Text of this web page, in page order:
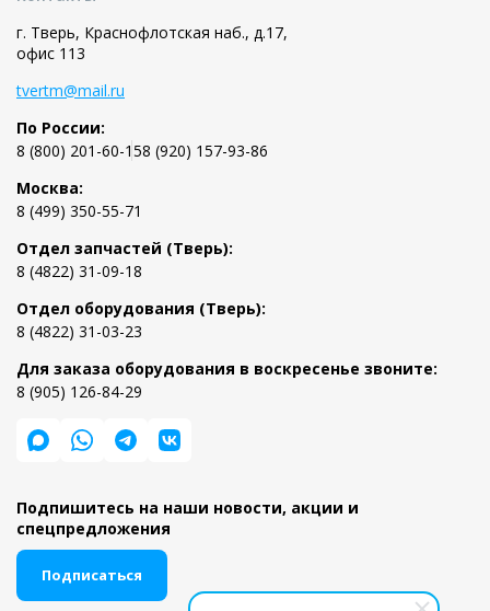
г. Тверь, Краснофлотская наб., д.17,
офис 113
tvertm@mail.ru
По России:
8 (800) 201-60-158 (920) 157-93-86
Москва:
8 (499) 350-55-71
Отдел запчастей (Тверь):
8 (4822) 31-09-18
Отдел оборудования (Тверь):
8 (4822) 31-03-23
Для заказа оборудования в воскресенье звоните:
8 (905) 126-84-29
Подпишитесь на наши новости, акции и
спецпредложения
Подписаться